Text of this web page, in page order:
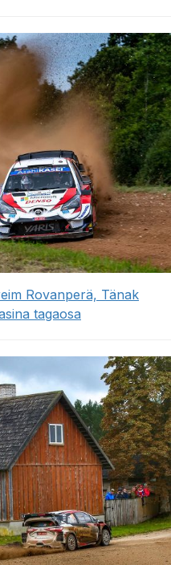
Rovanperä, Tänak
tagaosa